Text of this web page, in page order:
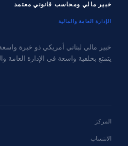
خبير مالي ومحاسب قانوني معتمد
الإدارة العامة والمالية
خبير مالي لبناني أمريكي ذو خبرة
يتمتع بخلفية واسعة في الإدارة العامة
المركز
الانتساب